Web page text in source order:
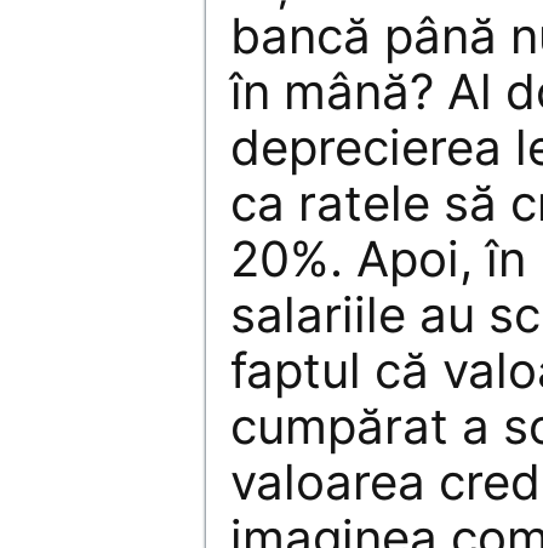
bancă până
în mână? Al
deprecierea
ca ratele să
20%. Apoi,
salariile au
faptul că
cumpărat a
valoarea